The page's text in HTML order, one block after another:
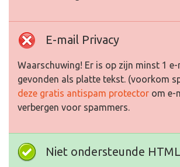
E-mail Privacy
Waarschuwing! Er is op zijn minst 1
gevonden als platte tekst. (voorkom
deze gratis antispam protector om e-
verbergen voor spammers.
Niet ondersteunde HTML